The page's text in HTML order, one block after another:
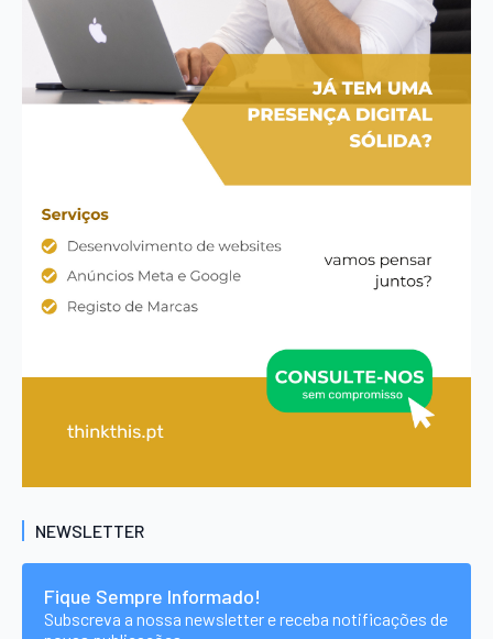
NEWSLETTER
Fique Sempre Informado!
Subscreva a nossa newsletter e receba notificações de